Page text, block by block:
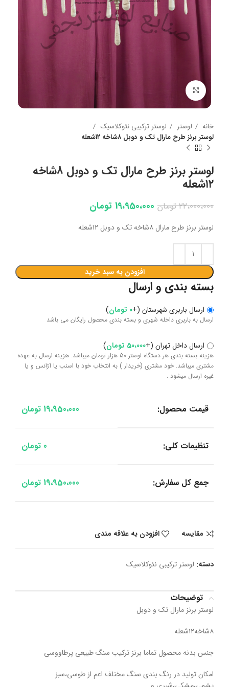
خانه لوستر
لوستر ترکیبی نئوکلاسیک
لوستر برنز طرح مارال تک و دوبل ۸شاخه ۱۲شعله
لوستر برنز طرح مارال تک و دوبل ۸شاخه
۱۲شعله
22،000،000تومان 19،950،000 تومان
لوستر برنز طرح مارال ۸شاخه تک و دوبل ۱۲شعله
افزودن به سبد خرید
بسته بندی و ارسال
ارسال باربری شهرستان (
+
0 تومان)
ارسال به باربری داخله شهری و بسته بندی محصول رایگان می باشد
ارسال داخل تهران (
+50،000 تومان)
هزینه بسته بندی هر دستگاه لوستر 50 هزار تومان میباشد. هزینه ارسال به عهده
مشتری میباشد. خود مشتری (خریدار ) به انتخاب خود با اسنب یا آژانس و یا
غیره ارسال میشود .
قیمت محصول: 19،950،000 تومان
تنظیمات کلی: 0 تومان
جمع کل سفارش: 19،950،000 تومان
مقایسه افزودن به علاقه مندی
دسته: لوستر ترکیبی نئوکلاسیک
توضیحات
لوستر برنز مارال تک و دوبل
۸شاخه۱۲شعله
جنس بدنه محصول تماما برنز ترکیب سنگ طبیعی پرطاووسی
امکان تولید در رنگ بندی سنگ مختلف اعم از طوسی،سبز